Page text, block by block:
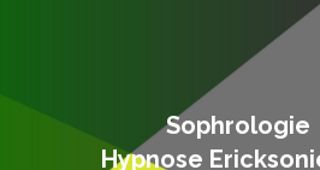
Sophrologie
Hypnose